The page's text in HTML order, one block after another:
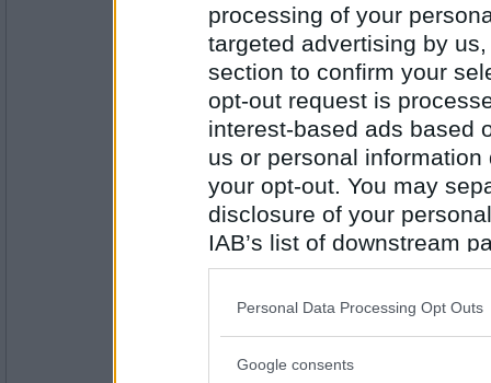
processing of your
targeted advertising by
section to confirm your
opt-out request is
interest-based ads based
us or personal
your opt-out. You may
disclosure of your
IAB’s list of downstream
also be disclosed by us
Downstream Participants
Please note that this
Personal Data Processing Opt Outs
Google consents
6529
Antal inlägg:
8557
Nej, men det ska de väl ändå inte behöva.
Brukar du använda tvål när du tvättar dig?
Brukar du hälsa på dina grannar?